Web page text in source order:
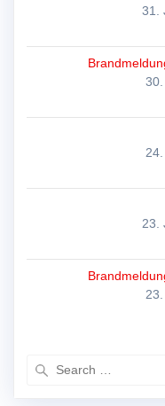
31.
23.